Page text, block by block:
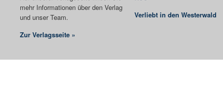
mehr Informationen über den Verlag
und unser Team.
Zur Verlagsseite »
Verliebt in den Westerwald